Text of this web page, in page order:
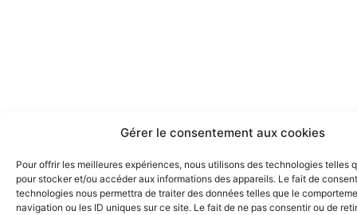
Gérer le consentement aux cookies
Pour offrir les meilleures expériences, nous utilisons des technologies telles
pour stocker et/ou accéder aux informations des appareils. Le fait de
technologies nous permettra de traiter des données telles que le
navigation ou les ID uniques sur ce site. Le fait de ne pas consentir ou de